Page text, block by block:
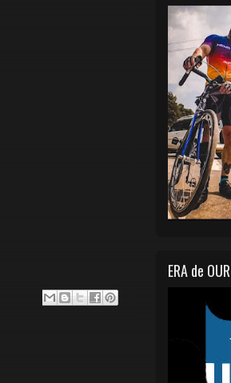
ERA de